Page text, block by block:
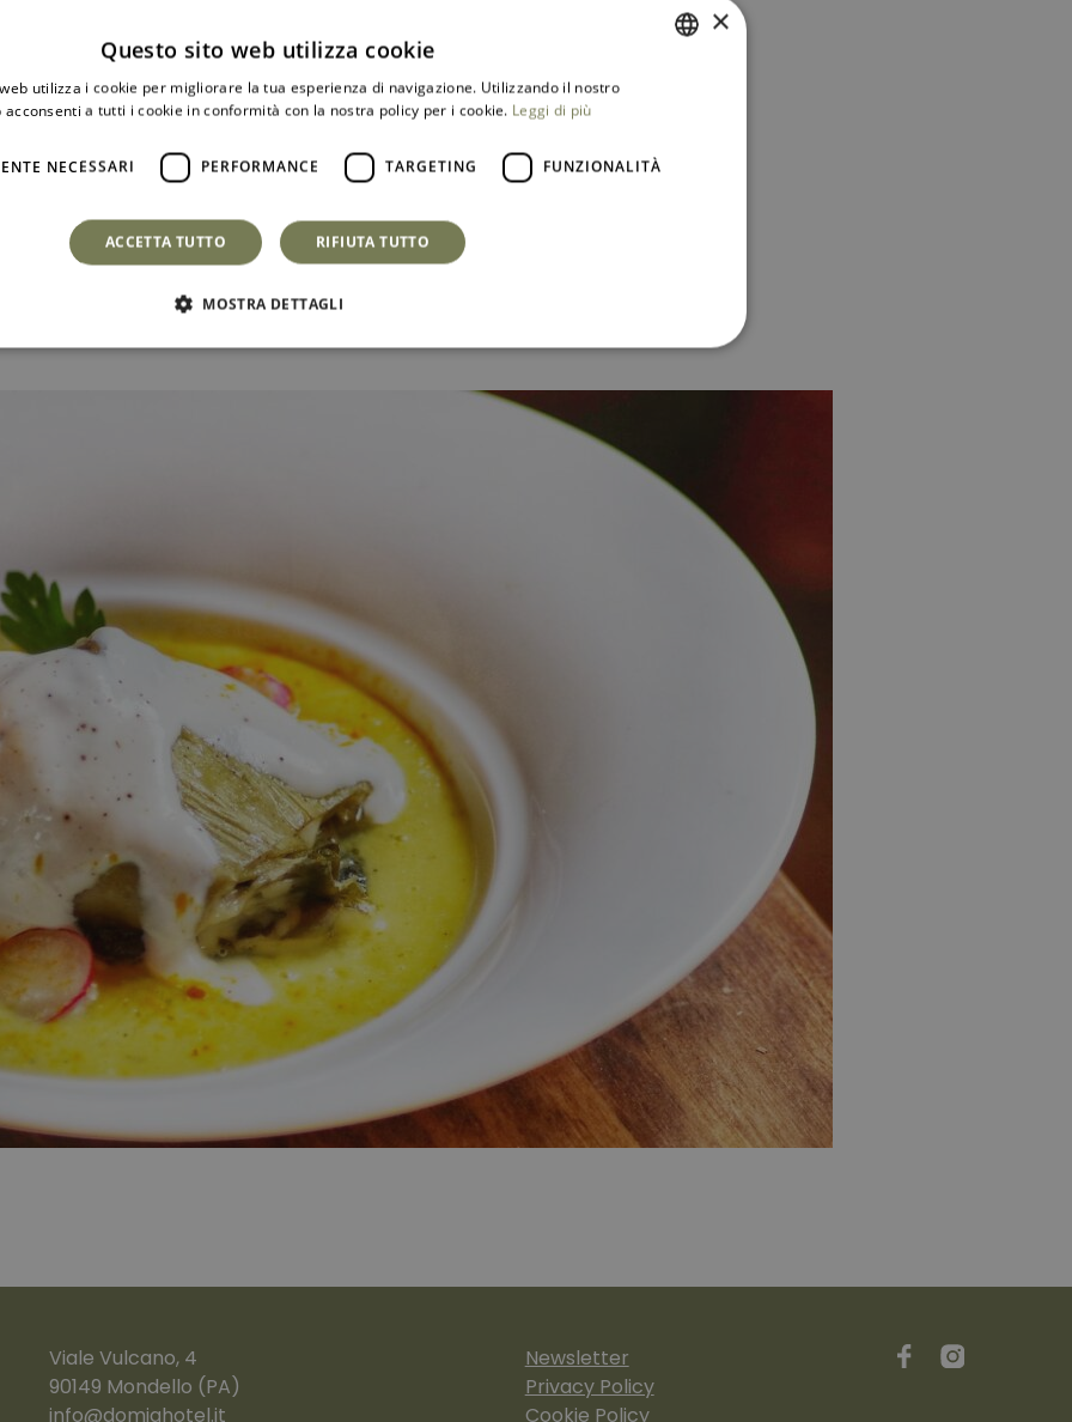
maggio;
fioritura tra ottobre e novembre, per poi
Viale Vulcano, 4
90149 Mondello (PA)
info@domiahotel.it
Newsletter
Privacy Policy
Cookie Policy
×
Questo sito web utilizza cookie
utilizza i cookie per migliorare la tua esperienza di navigazione. Utilizzando il nostro
acconsenti a tutti i cookie in conformità con la nostra policy per i cookie. Leggi di più
NECESSARI PERFORMANCE TARGETING FUNZIONALITÀ
ACCETTA TUTTO RIFIUTA TUTTO
MOSTRA DETTAGLI